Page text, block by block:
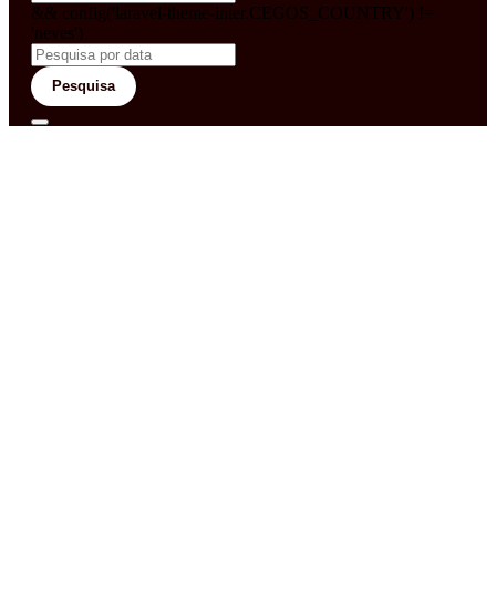
&& config('laravel-theme-inter.CEGOS_COUNTRY') !=
'neves')
Pesquisa